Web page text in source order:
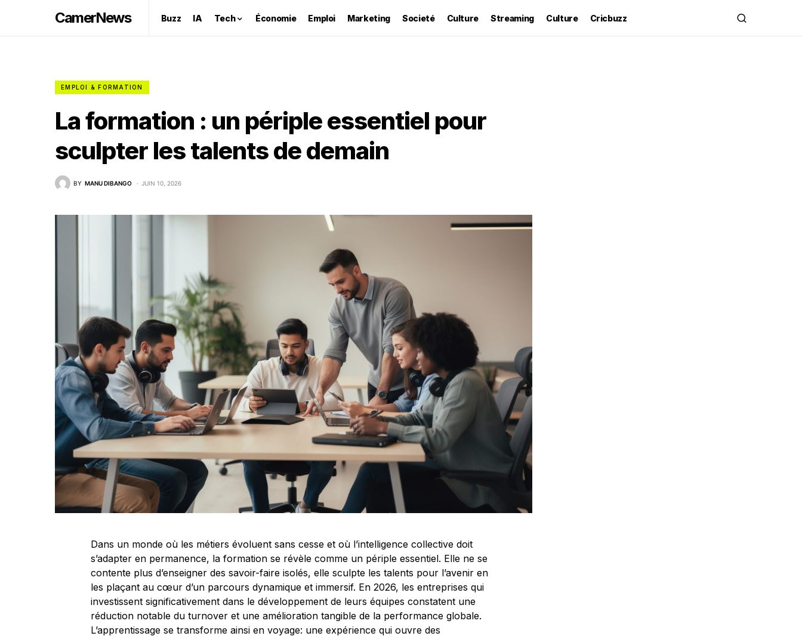
CamerNews Buzz IA Tech Économie Emploi Marketing Societé Culture Streaming Culture Cricbuzz
EMPLOI & FORMATION
La formation : un périple essentiel pour
sculpter les talents de demain
BY MANU DIBANGO JUIN 10, 2026
Dans un monde où les métiers évoluent sans cesse et où l’intelligence collective doit
s’adapter en permanence, la formation se révèle comme un périple essentiel. Elle ne se
contente plus d’enseigner des savoir-faire isolés, elle sculpte les talents pour l’avenir en
les plaçant au cœur d’un parcours dynamique et immersif. En 2026, les entreprises qui
investissent significativement dans le développement de leurs équipes constatent une
réduction notable du turnover et une amélioration tangible de la performance globale.
L’apprentissage se transforme ainsi en voyage: une expérience qui ouvre des